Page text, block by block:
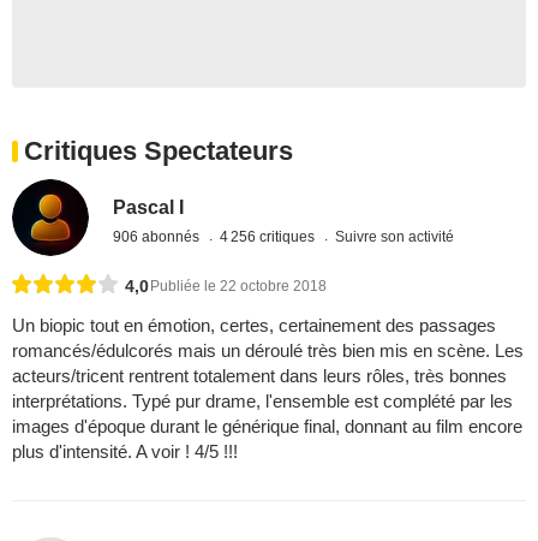
Critiques Spectateurs
Pascal I
906 abonnés 4 256 critiques Suivre son activité
4,0 Publiée le 22 octobre 2018
Un biopic tout en émotion, certes, certainement des passages
romancés/édulcorés mais un déroulé très bien mis en scène. Les
acteurs/tricent rentrent totalement dans leurs rôles, très bonnes
interprétations. Typé pur drame, l'ensemble est complété par les
images d'époque durant le générique final, donnant au film encore
plus d'intensité. A voir ! 4/5 !!!